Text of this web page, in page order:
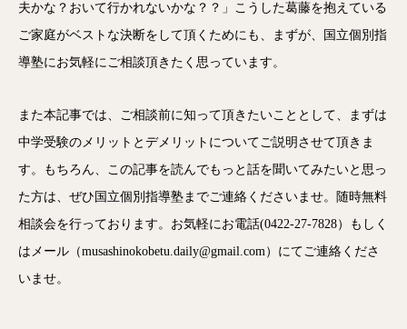
夫かな？おいて行かれないかな？？」こうした葛藤を抱えている
ご家庭がベストな決断をして頂くためにも、まずが、国立個別指
導塾にお気軽にご相談頂きたく思っています。
また本記事では、ご相談前に知って頂きたいこととして、まずは
中学受験のメリットとデメリットについてご説明させて頂きま
す。もちろん、この記事を読んでもっと話を聞いてみたいと思っ
た方は、ぜひ国立個別指導塾までご連絡くださいませ。随時無料
相談会を行っております。お気軽にお電話(0422-27-7828）もしく
はメール（musashinokobetu.daily@gmail.com）にてご連絡くださ
いませ。